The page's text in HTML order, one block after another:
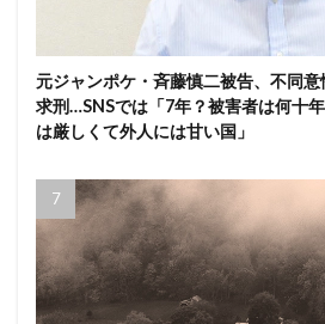
元ジャンポケ・斉藤慎二被告、不同
求刑…SNSでは「7年？被害者は何十
は厳しくて外人には甘い国」